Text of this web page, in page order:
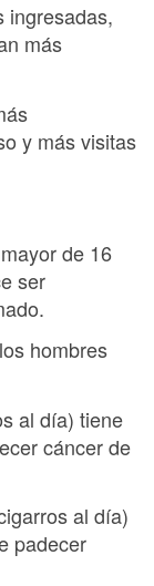
ingresadas,
más
y más visitas
de 16
ser
hombres
al día) tiene
cáncer de
al día)
padecer